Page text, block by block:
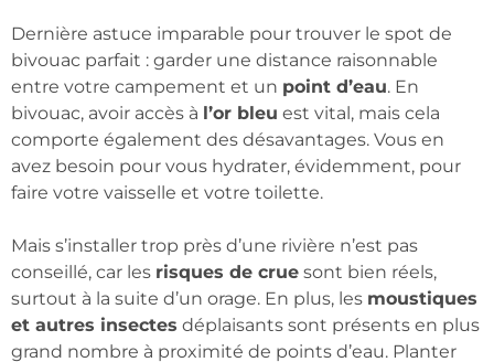
Dernière astuce imparable pour trouver le spot de
bivouac parfait : garder une distance raisonnable
entre votre campement et un point d’eau. En
bivouac, avoir accès à l’or bleu est vital, mais cela
comporte également des désavantages. Vous en
avez besoin pour vous hydrater, évidemment, pour
faire votre vaisselle et votre toilette.
Mais s’installer trop près d’une rivière n’est pas
conseillé, car les risques de crue sont bien réels,
surtout à la suite d’un orage. En plus, les moustiques
et autres insectes déplaisants sont présents en plus
grand nombre à proximité de points d’eau. Planter